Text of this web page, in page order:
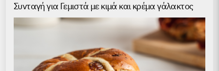
Συνταγή για Γεμιστά με κιμά και κρέμα γάλακτος